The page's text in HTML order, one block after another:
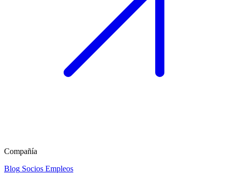
Compañía
Blog Socios Empleos